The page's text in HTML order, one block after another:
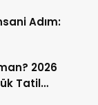
Adım:
2026
Tatil